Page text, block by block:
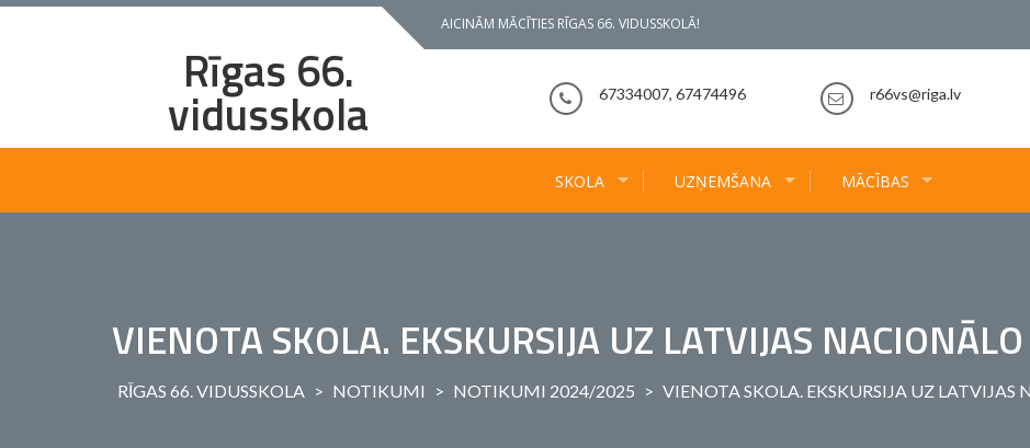
Skip
AICINĀM MĀCĪTIES RĪGAS 66. VIDUSSKOLĀ!
Rīgas 66.
vidusskola 67334007, 67474496 r66vs@riga.lv
SKOLA UZŅEMŠANA MĀCĪBAS
VIENOTA SKOLA. EKSKURSIJA UZ LATVIJAS
RĪGAS 66. VIDUSSKOLA > NOTIKUMI > NOTIKUMI 2024/2025 > VIENOTA SKOLA. EKSKURSIJA UZ